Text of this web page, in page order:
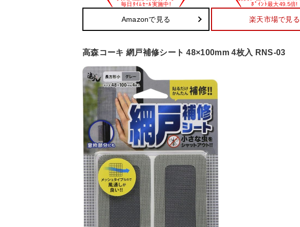
Amazonで見る 楽天市場で見る
高森コーキ 網戸補修シート 48×100mm 4枚入 RNS-03